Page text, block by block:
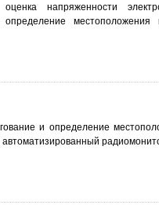
оценка напряженности
местоположения
и определение